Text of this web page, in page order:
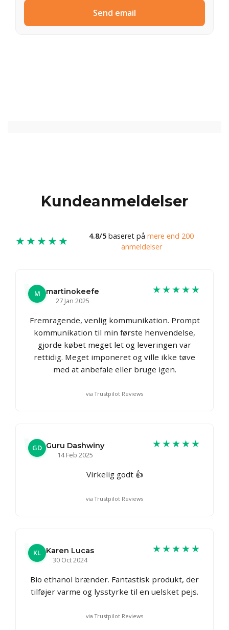
Send email
Kundeanmeldelser
★★★★★ 4.8/5 baseret på mere end 200
anmeldelser
M
martinokeefe
27 Jan 2025
★★★★★
Fremragende, venlig kommunikation. Prompt
kommunikation til min første henvendelse,
gjorde købet meget let og leveringen var
rettidig. Meget imponeret og ville ikke tøve
med at anbefale eller bruge igen.
via Trustpilot Reviews
GD Guru Dashwiny
14 Feb 2025
★★★★★
Virkelig godt 👍
via Trustpilot Reviews
KL
Karen Lucas
30 Oct 2024
★★★★★
Bio ethanol brænder. Fantastisk produkt, der
tilføjer varme og lysstyrke til en uelsket pejs.
via Trustpilot Reviews